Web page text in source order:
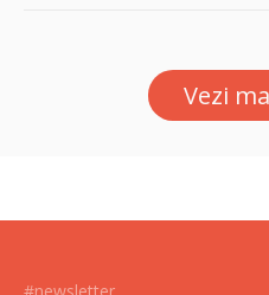
înseamnă deplasări
ale agenților Vezi